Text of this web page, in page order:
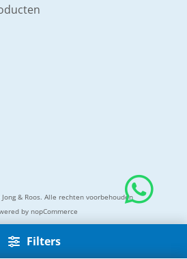
Filters
& Roos. Alle rechten voorbehouden
by nopCommerce